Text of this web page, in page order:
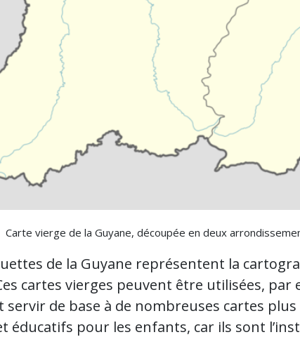
Carte vierge de la Guyane, découpée en deux
de la Guyane représentent la
cartes vierges peuvent être utilisées, par
servir de base à de nombreuses cartes
éducatifs pour les enfants, car ils sont